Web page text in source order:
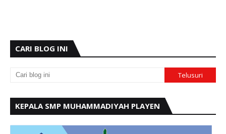
CARI BLOG INI
KEPALA SMP MUHAMMADIYAH PLAYEN